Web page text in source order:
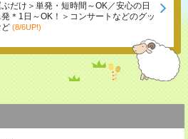
だけ＞単発・短時間～OK／安心の日
＊1日～OK！＞コンサートなどのグッ
ど (8/6UP!)